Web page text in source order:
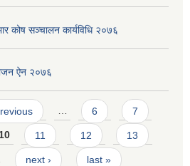
कोष सञ्चालन कार्यविधि २०७६
ऐन २०७६
… 6 7
11 12 13
next › last »